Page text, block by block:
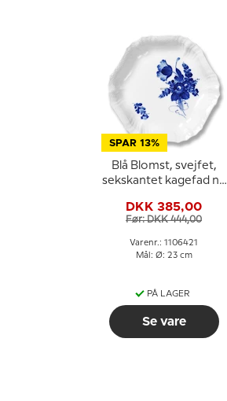
SPAR 13%
Blå Blomst, svejfet,
sekskantet kagefad nr.
Royal Copenhagen
ø23cm
DKK 385,00
Før: DKK 444,00
Varenr.: 1106421
Mål: Ø: 23 cm
PÅ LAGER
Se vare